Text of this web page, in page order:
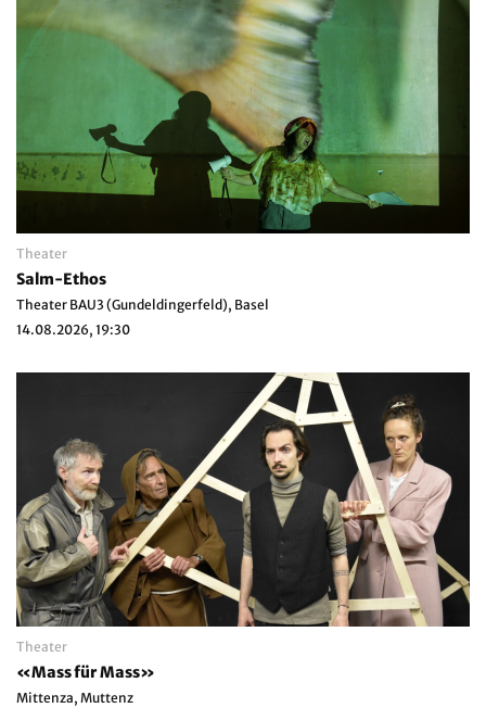
Theater
Salm-Ethos
Theater BAU3 (Gundeldingerfeld), Basel
14.08.2026, 19:30
Theater
«Mass für Mass»
Mittenza, Muttenz